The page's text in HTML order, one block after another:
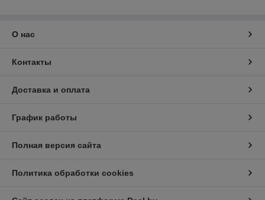
О нас
Контакты
Доставка и оплата
График работы
Полная версия сайта
Политика обработки cookies